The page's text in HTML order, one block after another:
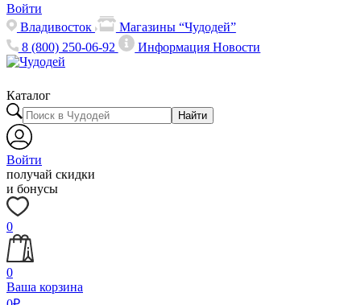
Войти
Владивосток
Магазины “Чудодей”
8 (800) 250-06-92
ИнформацияНовости
Каталог
Найти
Войти
получай скидки
и бонусы
0
0
Ваша корзина